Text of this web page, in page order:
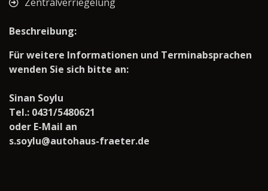
Beschreibung:
Für weitere Informationen und Terminabsprachen
wenden Sie sich bitte an:
Sinan Soylu
Tel.: 0431/5480621
oder E-Mail an
s.soylu@autohaus-fraeter.de